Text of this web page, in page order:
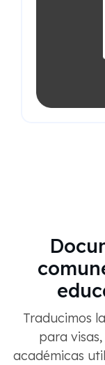
Traducimos
para
académicas